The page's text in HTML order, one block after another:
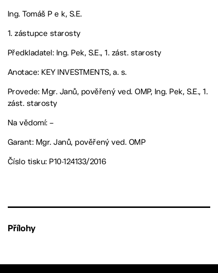
Ing. Tomáš P e k, S.E.
1. zástupce starosty
Předkladatel: Ing. Pek, S.E., 1. zást. starosty
Anotace: KEY INVESTMENTS, a. s.
Provede: Mgr. Janů, pověřený ved. OMP, Ing. Pek, S.E., 1.
zást. starosty
Na vědomí: –
Garant: Mgr. Janů, pověřený ved. OMP
Číslo tisku: P10-124133/2016
Přílohy